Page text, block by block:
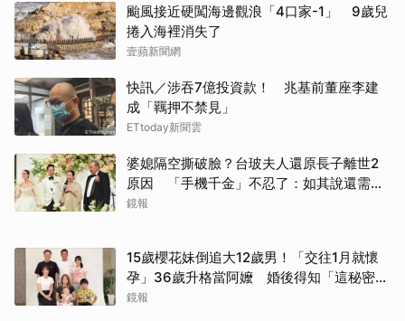
颱風接近硬闖海邊觀浪「4口家-1」 9歲兒
捲入海裡消失了
壹蘋新聞網
快訊／涉吞7億投資款！ 兆基前董座李建
成「羈押不禁見」
ETtoday新聞雲
婆媳隔空撕破臉？台玻夫人還原長子離世2
原因 「手機千金」不忍了：如其說還需要
離開嗎？
鏡報
15歲櫻花妹倒追大12歲男！「交往1月就懷
孕」36歲升格當阿嬤 婚後得知「這秘密」
傻眼了
鏡報
取消